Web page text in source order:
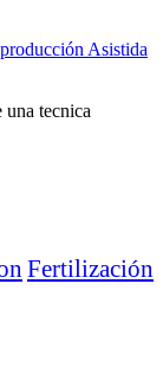
Asistida
tecnica
Fertilización